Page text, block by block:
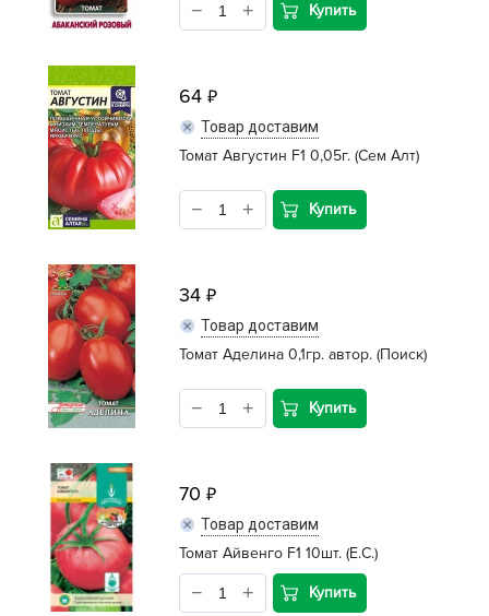
Купить
64
Товар доставим
Томат Августин F1 0,05г. (Сем Алт)
Купить
34
Товар доставим
Томат Аделина 0,1гр. автор. (Поиск)
Купить
70
Товар доставим
Томат Айвенго F1 10шт. (Е.С.)
Купить